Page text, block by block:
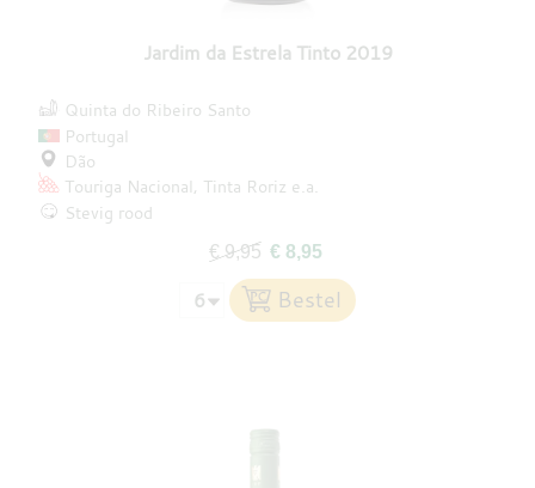
Jardim da Estrela Tinto 2019
Quinta do Ribeiro Santo
Portugal
Dão
Touriga Nacional
Tinta Roriz e.a.
Stevig rood
€ 9,95 € 8,95